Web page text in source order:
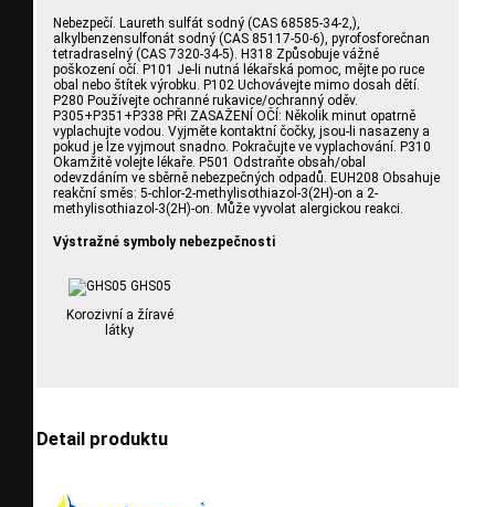
Nebezpečí. Laureth sulfát sodný (CAS 68585-34-2,),
alkylbenzensulfonát sodný (CAS 85117-50-6), pyrofosforečnan
tetradraselný (CAS 7320-34-5). H318 Způsobuje vážné
poškození očí. P101 Je-li nutná lékařská pomoc, mějte po ruce
obal nebo štítek výrobku. P102 Uchovávejte mimo dosah dětí.
P280 Používejte ochranné rukavice/ochranný oděv.
P305+P351+P338 PŘI ZASAŽENÍ OČÍ: Několik minut opatrně
vyplachujte vodou. Vyjměte kontaktní čočky, jsou-li nasazeny a
pokud je lze vyjmout snadno. Pokračujte ve vyplachování. P310
Okamžitě volejte lékaře. P501 Odstraňte obsah/obal
odevzdáním ve sběrně nebezpečných odpadů. EUH208 Obsahuje
reakční směs: 5-chlor-2-methylisothiazol-3(2H)-on a 2-
methylisothiazol-3(2H)-on. Může vyvolat alergickou reakci.
Výstražné symboly nebezpečnosti
GHS05
Korozivní a žíravé
látky
Detail produktu